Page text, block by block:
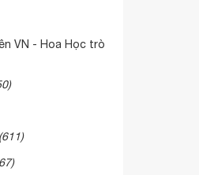
VN - Hoa Học trò
(611)